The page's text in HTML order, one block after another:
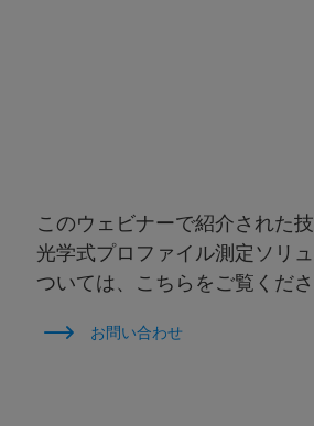
このウェビナーで紹介された
光学式プロファイル測定ソリ
ついては、こちらをご覧くださ
お問い合わせ